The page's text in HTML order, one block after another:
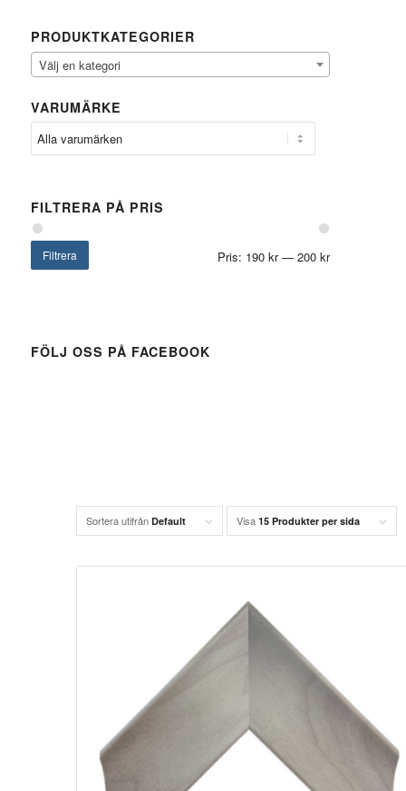
Sortera utifrån Default Visa 15 Produkter per sida
PRODUKTKATEGORIER
Välj en kategori
VARUMÄRKE
FILTRERA PÅ PRIS
Filtrera Pris: 190 kr—200 kr
FÖLJ OSS PÅ FACEBOOK